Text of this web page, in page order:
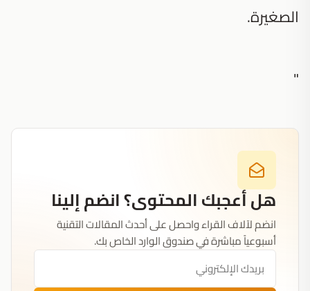
الصغيرة.
"
هل أعجبك المحتوى؟ انضم إلينا
انضم لآلاف القراء واحصل على أحدث المقالات التقنية
أسبوعياً مباشرة في صندوق الوارد الخاص بك.